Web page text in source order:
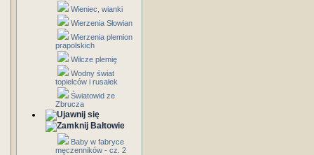
Wieniec, wianki
Wierzenia Słowian
Wierzenia plemion
prapolskich
Wilcze plemię
Wodny świat
topielców i rusałek
Światowid ze
Zbrucza
Bałtowie
Baby w fabryce
męczenników - cz. 2